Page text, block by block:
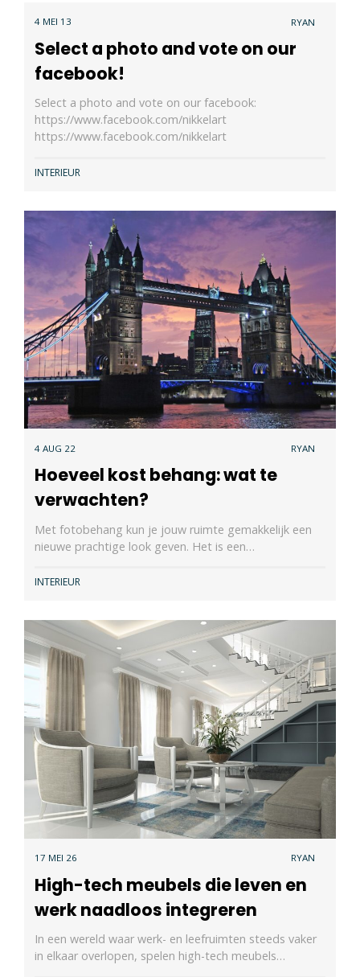
4 MEI 13 RYAN
Select a photo and vote on our
facebook!
Select a photo and vote on our facebook:
https://www.facebook.com/nikkelart
https://www.facebook.com/nikkelart
INTERIEUR
4 AUG 22 RYAN
Hoeveel kost behang: wat te
verwachten?
Met fotobehang kun je jouw ruimte gemakkelijk een
nieuwe prachtige look geven. Het is een…
INTERIEUR
17 MEI 26 RYAN
High-tech meubels die leven en
werk naadloos integreren
In een wereld waar werk- en leefruimten steeds vaker
in elkaar overlopen, spelen high-tech meubels…